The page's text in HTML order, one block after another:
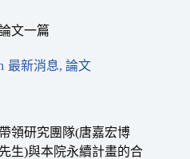
文一篇
最新消息, 論文
領研究團隊(唐嘉宏博
生)與本院永續計畫的合